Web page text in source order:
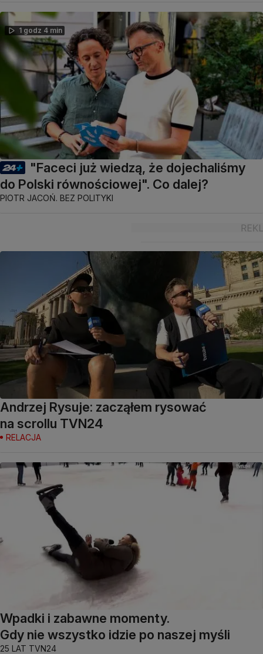
1 godz 4 min
"Faceci już wiedzą, że dojechaliśmy
do Polski równościowej". Co dalej?
PIOTR JACOŃ. BEZ POLITYKI
Andrzej Rysuje: zacząłem rysować
na scrollu TVN24
RELACJA
Wpadki i zabawne momenty.
Gdy nie wszystko idzie po naszej myśli
25 LAT TVN24